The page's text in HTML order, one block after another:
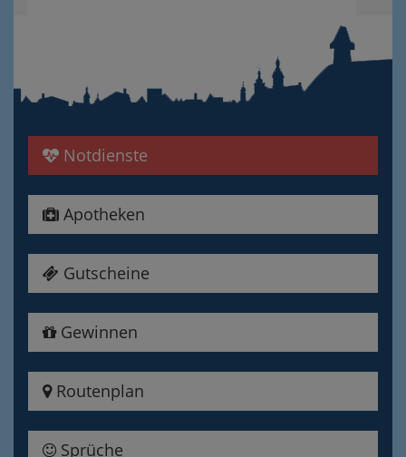
Notdienste
Apotheken
Gutscheine
Gewinnen
Routenplan
Sprüche